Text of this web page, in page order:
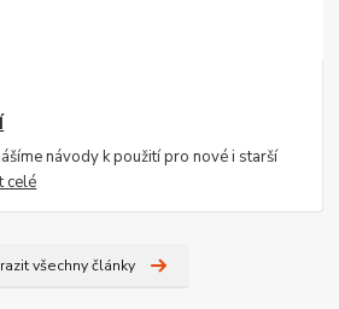
návody k použití pro nové i starší
celé
všechny články